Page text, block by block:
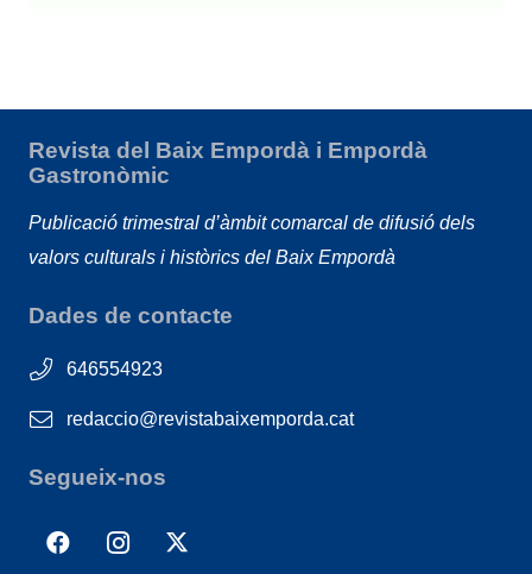
Revista del Baix Empordà i Empordà
Gastronòmic
Publicació trimestral d’àmbit comarcal de difusió dels
valors culturals i històrics del Baix Empordà
Dades de contacte
646554923
redaccio@revistabaixemporda.cat
Segueix-nos